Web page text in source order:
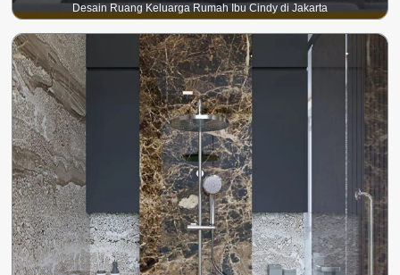
Desain Ruang Keluarga Rumah Ibu Cindy di Jakarta